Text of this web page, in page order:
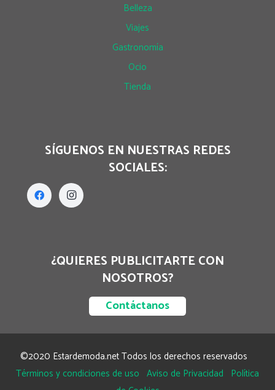
Belleza
Viajes
Gastronomía
Ocio
Tienda
SÍGUENOS EN NUESTRAS REDES
SOCIALES:
¿QUIERES PUBLICITARTE CON
NOSOTROS?
Contáctanos
©2020 Estardemoda.net Todos los derechos reservados
Términos y condiciones de uso Aviso de Privacidad Política